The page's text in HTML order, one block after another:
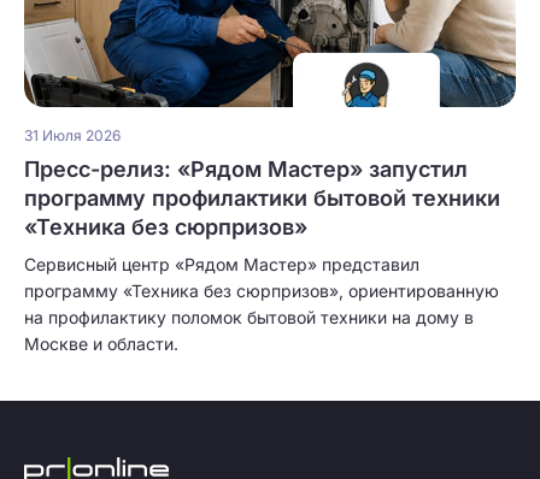
31 Июля 2026
Пресс-релиз: «Рядом Мастер» запустил
программу профилактики бытовой техники
«Техника без сюрпризов»
Сервисный центр «Рядом Мастер» представил
программу «Техника без сюрпризов», ориентированную
на профилактику поломок бытовой техники на дому в
Москве и области.